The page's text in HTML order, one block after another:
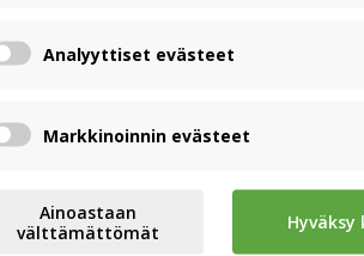
vedellä (jopa 30 °C). Tämä
hygienian jopa vuosien käytön
lämmönvaihdin hajuja?
polymeerikalvo päästää läpi
(kosteuden). Keittiön tai
hajut erotetaan luotettavasti.
Analyyttiset evästeet
Markkinoinnin evästeet
Ainoastaan
välttämättömät
Hyväksy